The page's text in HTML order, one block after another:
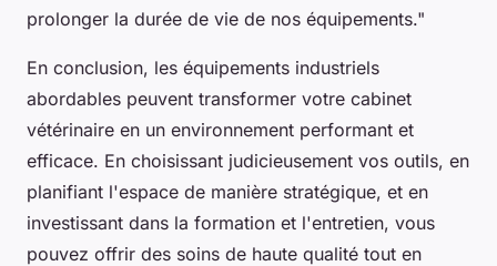
prolonger la durée de vie de nos équipements."
En conclusion, les équipements industriels
abordables peuvent transformer votre cabinet
vétérinaire en un environnement performant et
efficace. En choisissant judicieusement vos outils, en
planifiant l'espace de manière stratégique, et en
investissant dans la formation et l'entretien, vous
pouvez offrir des soins de haute qualité tout en